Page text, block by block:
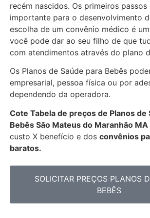
recém nascidos. Os primeiros
importante para o desenvolvimento
escolha de um convênio médico é
você pode dar ao seu filho de que
com atendimentos através do plano
Os Planos de Saúde para Bebês
empresarial, pessoa física ou por
dependendo da operadora.
Cote Tabela de preços de Planos de
Bebês São Mateus do Maranhão MA
custo X benefício e dos convênios
baratos.
SOLICITAR PREÇOS PLANOS
BEBÊS